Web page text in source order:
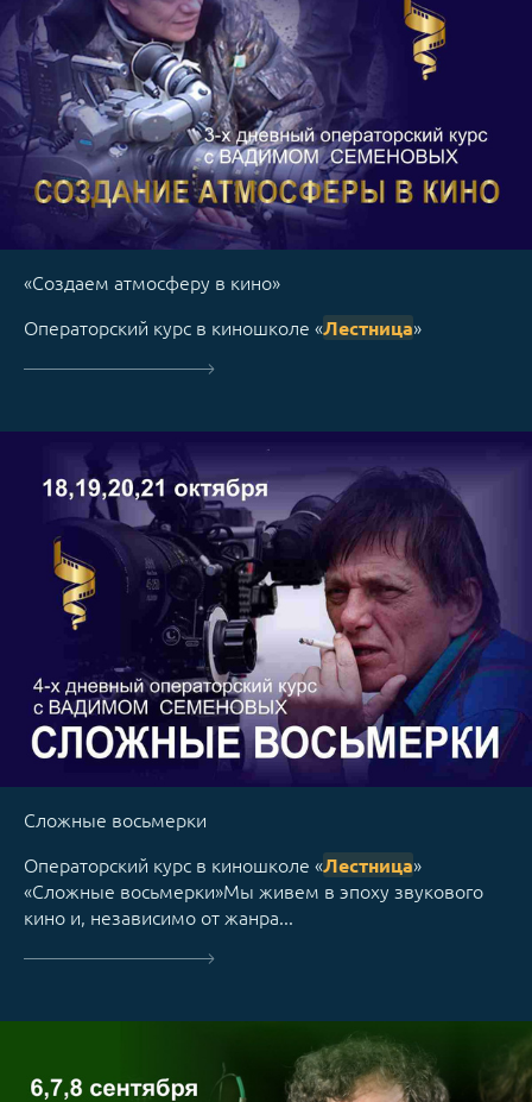
«Создаем атмосферу в кино»
Операторский курс в киношколе «Лестница»
Сложные восьмерки
Операторский курс в киношколе «Лестница»
«Сложные восьмерки»Мы живем в эпоху звукового
кино и, независимо от жанра...